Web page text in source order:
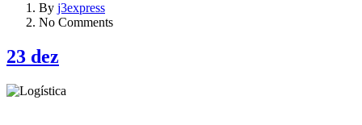
By j3express
No Comments
23 dez